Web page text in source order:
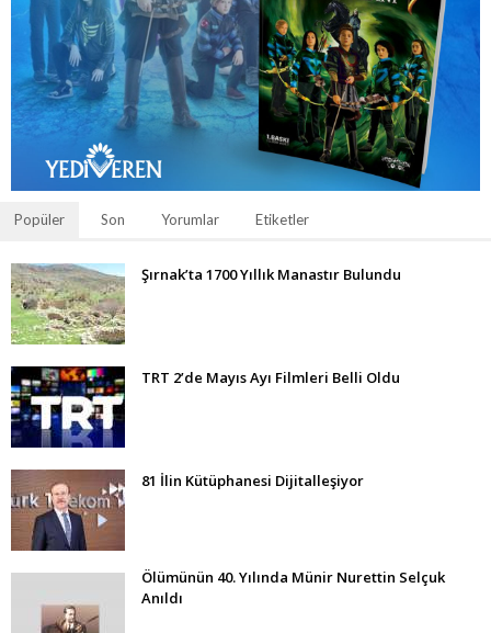
Popüler Son Yorumlar Etiketler
Şırnak’ta 1700 Yıllık Manastır Bulundu
TRT 2’de Mayıs Ayı Filmleri Belli Oldu
81 İlin Kütüphanesi Dijitalleşiyor
Ölümünün 40. Yılında Münir Nurettin Selçuk
Anıldı